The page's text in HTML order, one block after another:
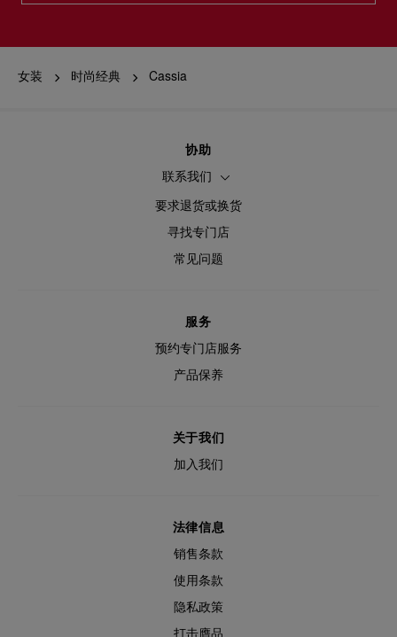
女装 时尚经典 Cassia
协助
联系我们
要求退货或换货
寻找专门店
常见问题
服务
预约专门店服务
产品保养
关于我们
加入我们
法律信息
销售条款
使用条款
隐私政策
打击膺品